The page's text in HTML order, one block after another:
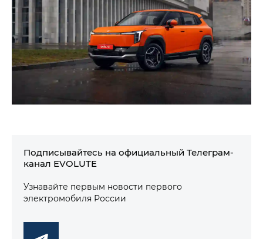
Подписывайтесь на официальный Телеграм-
канал EVOLUTE
Узнавайте первым новости первого
электромобиля России